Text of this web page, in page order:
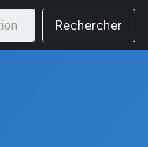
Rechercher